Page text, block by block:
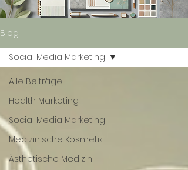
Blog
Alle Beiträge
Health Marketing
Social Media Marketing
Medizinische Kosmetik
Ästhetische Medizin
Social Media Marketing